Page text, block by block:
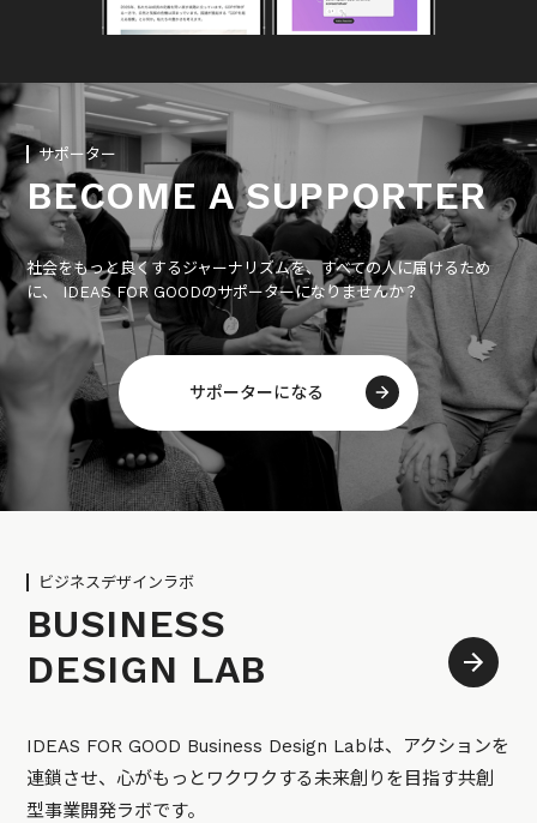
サポーター
BECOME A SUPPORTER
社会をもっと良くするジャーナリズムを、すべての人に届けるため
に、 IDEAS FOR GOODのサポーターになりませんか？
サポーターになる
ビジネスデザインラボ
BUSINESS
DESIGN LAB
IDEAS FOR GOOD Business Design Labは、アクションを
連鎖させ、心がもっとワクワクする未来創りを目指す共創
型事業開発ラボです。